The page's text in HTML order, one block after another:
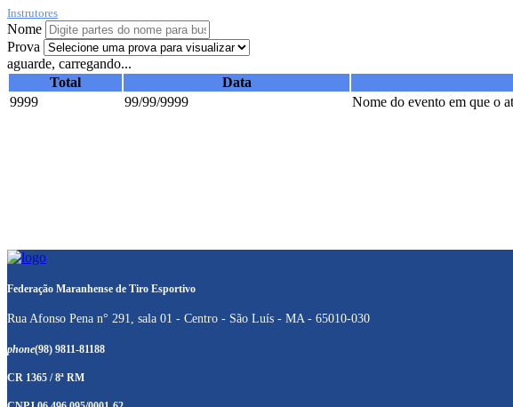
Instrutores
Nome
Prova
aguarde, carregando...
Total
Data
9999
99/99/9999 Nome do evento em que o
Federação Maranhense de Tiro Esportivo
Rua Afonso Pena n° 291, sala 01 - Centro - São Luís - MA - 65010-030
phone(98) 9811-81188
CR 1365 / 8ª RM